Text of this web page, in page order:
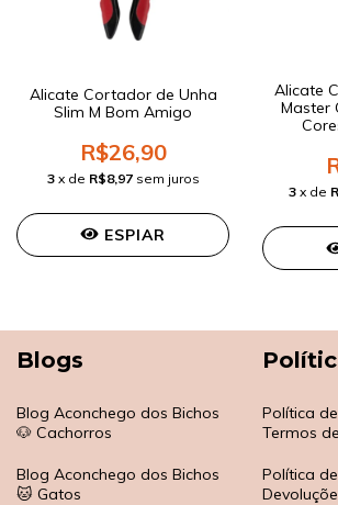
Alicate Cortador de Unha
Slim M Bom Amigo
R$26,90
3 x de R$8,97 sem juros
ESPIAR
Alicate
Master
3 x de
Blogs
Blog Aconchego dos Bichos
🐶 Cachorros
Blog Aconchego dos Bichos
🐱 Gatos
Política
Termos
Política